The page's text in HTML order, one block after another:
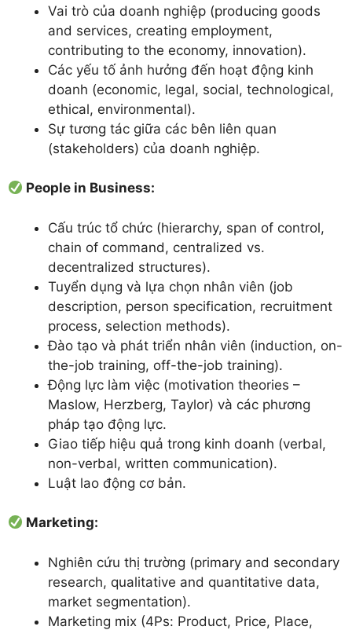
Vai trò của doanh nghiệp (producing goods
and services, creating employment,
contributing to the economy, innovation).
Các yếu tố ảnh hưởng đến hoạt động kinh
doanh (economic, legal, social, technological,
ethical, environmental).
Sự tương tác giữa các bên liên quan
(stakeholders) của doanh nghiệp.
People in Business:
Cấu trúc tổ chức (hierarchy, span of control,
chain of command, centralized vs.
decentralized structures).
Tuyển dụng và lựa chọn nhân viên (job
description, person specification, recruitment
process, selection methods).
Đào tạo và phát triển nhân viên (induction, on-
the-job training, off-the-job training).
Động lực làm việc (motivation theories –
Maslow, Herzberg, Taylor) và các phương
pháp tạo động lực.
Giao tiếp hiệu quả trong kinh doanh (verbal,
non-verbal, written communication).
Luật lao động cơ bản.
Marketing:
Nghiên cứu thị trường (primary and secondary
research, qualitative and quantitative data,
market segmentation).
Marketing mix (4Ps: Product, Price, Place,